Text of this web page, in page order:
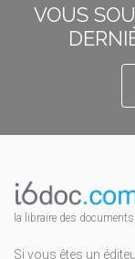
VOUS
la libraire des
Si vous êtes un